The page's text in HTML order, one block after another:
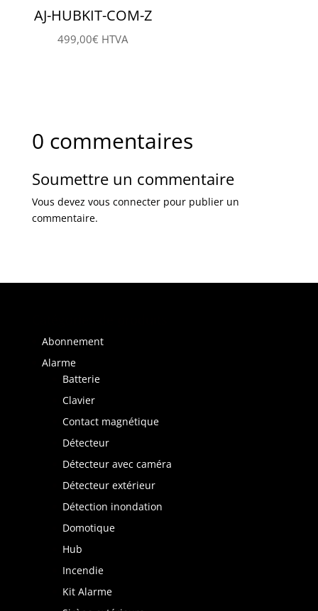
AJ-HUBKIT-COM-Z
499,00€ HTVA
0 commentaires
Soumettre un commentaire
Vous devez vous connecterpour publier un
commentaire.
Abonnement
Alarme
Batterie
Clavier
Contact magnétique
Détecteur
Détecteur avec caméra
Détecteur extérieur
Détection inondation
Domotique
Hub
Incendie
Kit Alarme